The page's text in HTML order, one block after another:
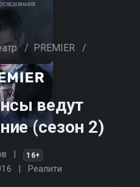
/ PREMIER /
ведут
(сезон 2)
16+
Реалити